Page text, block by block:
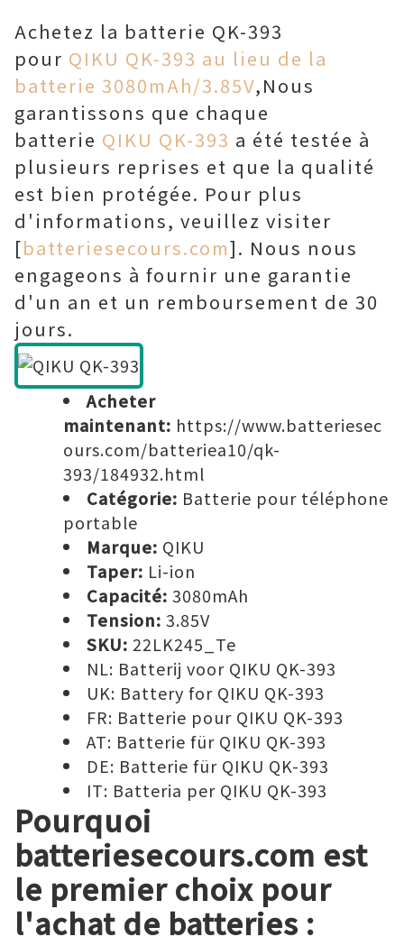
Achetez la batterie QK-393
pour QIKU QK-393 au lieu de la
batterie 3080mAh/3.85V,Nous
garantissons que chaque
batterie QIKU QK-393 a été testée à
plusieurs reprises et que la qualité
est bien protégée. Pour plus
d'informations, veuillez visiter
[batteriesecours.com]. Nous nous
engageons à fournir une garantie
d'un an et un remboursement de 30
jours.
Acheter
maintenant: https://www.batteriesec
ours.com/batteriea10/qk-
393/184932.html
Catégorie: Batterie pour téléphone
portable
Marque: QIKU
Taper: Li-ion
Capacité: 3080mAh
Tension: 3.85V
SKU: 22LK245_Te
NL: Batterij voor QIKU QK-393
UK: Battery for QIKU QK-393
FR: Batterie pour QIKU QK-393
AT: Batterie für QIKU QK-393
DE: Batterie für QIKU QK-393
IT: Batteria per QIKU QK-393
Pourquoi
batteriesecours.com est
le premier choix pour
l'achat de batteries :